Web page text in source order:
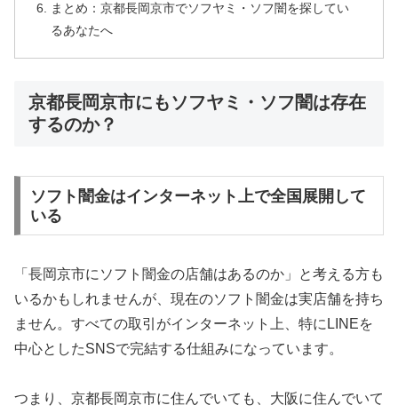
まとめ：京都長岡京市でソフヤミ・ソフ闇を探してい
るあなたへ
京都長岡京市にもソフヤミ・ソフ闇は存在
するのか？
ソフト闇金はインターネット上で全国展開して
いる
「長岡京市にソフト闇金の店舗はあるのか」と考える方も
いるかもしれませんが、現在のソフト闇金は実店舗を持ち
ません。すべての取引がインターネット上、特にLINEを
中心としたSNSで完結する仕組みになっています。
つまり、京都長岡京市に住んでいても、大阪に住んでいて